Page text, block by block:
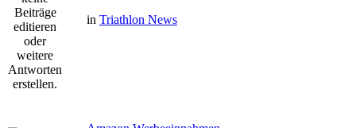
in Triathlon News